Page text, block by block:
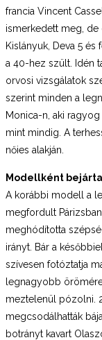
francia Vincent
ismerkedett meg, de
Kislányuk, Deva 5 és
a 40-hez szült. Idén
orvosi vizsgálatok
szerint minden a
Monica-n, aki
mint mindig. A
nőies alakján.
Modellként
A korábbi modell a
megfordult
meghódította
irányt. Bár a
szívesen fotóztatja
legnagyobb
meztelenül pózolni.
megcsodálhatták
botrányt kavart